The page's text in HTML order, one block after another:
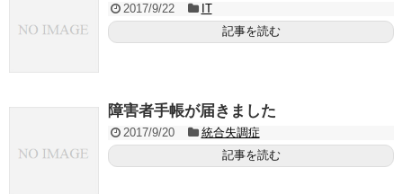
2017/9/22
IT
記事を読む
障害者手帳が届きました
2017/9/20
統合失調症
記事を読む